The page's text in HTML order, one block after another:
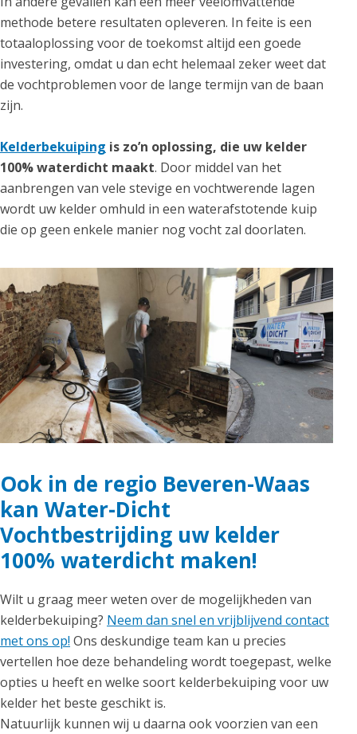
methode betere resultaten opleveren. In feite is een
totaaloplossing voor de toekomst altijd een goede
investering, omdat u dan echt helemaal zeker weet dat
de vochtproblemen voor de lange termijn van de baan
zijn.
Kelderbekuiping is zo’n oplossing, die uw kelder
100% waterdicht maakt. Door middel van het
aanbrengen van vele stevige en vochtwerende lagen
wordt uw kelder omhuld in een waterafstotende kuip
die op geen enkele manier nog vocht zal doorlaten.
Ook in de regio Beveren-Waas
kan Water-Dicht
Vochtbestrijding uw kelder
100% waterdicht maken!
Wilt u graag meer weten over de mogelijkheden van
kelderbekuiping? Neem dan snel en vrijblijvend contact
met ons op! Ons deskundige team kan u precies
vertellen hoe deze behandeling wordt toegepast, welke
opties u heeft en welke soort kelderbekuiping voor uw
kelder het beste geschikt is.
Natuurlijk kunnen wij u daarna ook voorzien van een